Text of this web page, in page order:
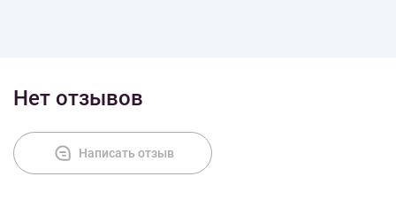
Нет отзывов
Написать отзыв